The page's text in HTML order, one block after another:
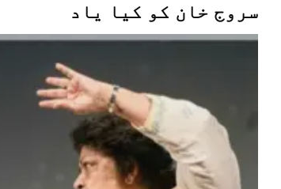
سروج خان کو کیا یاد